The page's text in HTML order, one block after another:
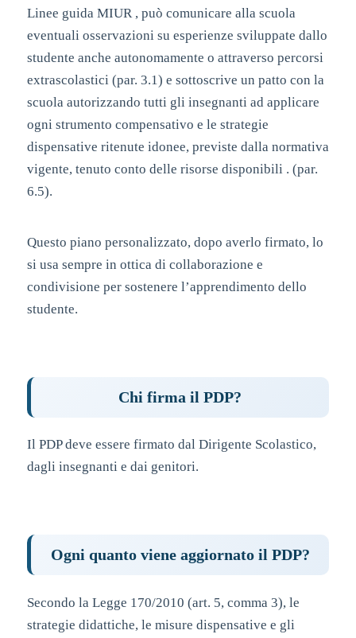
Linee guida MIUR , può comunicare alla scuola
eventuali osservazioni su esperienze sviluppate dallo
studente anche autonomamente o attraverso percorsi
extrascolastici (par. 3.1) e sottoscrive un patto con la
scuola autorizzando tutti gli insegnanti ad applicare
ogni strumento compensativo e le strategie
dispensative ritenute idonee, previste dalla normativa
vigente, tenuto conto delle risorse disponibili . (par.
6.5).
Questo piano personalizzato, dopo averlo firmato, lo
si usa sempre in ottica di collaborazione e
condivisione per sostenere l’apprendimento dello
studente.
Chi firma il PDP?
Il PDP deve essere firmato dal Dirigente Scolastico,
dagli insegnanti e dai genitori.
Ogni quanto viene aggiornato il PDP?
Secondo la Legge 170/2010 (art. 5, comma 3), le
strategie didattiche, le misure dispensative e gli